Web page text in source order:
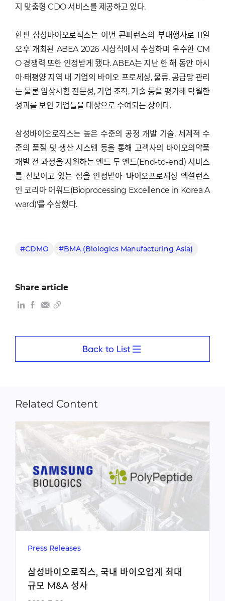
지 맞춤형 CDO 서비스를 제공하고 있다.
한편 삼성바이오로직스는 이번 콘퍼런스의 부대행사로 11일
오후 개최된 ABEA 2026 시상식에서 수상하며 우수한 CM
O 경쟁력 또한 인정받게 됐다. ABEA는 지난 한 해 동안 아시
아·태평양 지역 내 기업의 바이오 프로세싱, 물류, 공급망 관리
는 물론 임상시험 전문성, 기업 조직, 기술 등을 평가해 탁월한
성과를 보인 기업들을 대상으로 수여되는 상이다.
삼성바이오로직스는 높은 수준의 공정 개발 기술, 세계적 수
준의 품질 및 생산 시스템 등을 통해 고객사의 바이오의약품
개발 전 과정을 지원하는 엔드 투 엔드(End-to-end) 서비스
를 선보이고 있는 점을 인정받아 '바이오프로세싱 엑설런스
인 코리아 어워드(Bioprocessing Excellence in Korea A
ward)'를 수상했다.
#CDMO #BMA (Biologics Manufacturing Asia)
Share article
Back to List
Related Content
Press Releases
삼성바이오로직스, 국내 바이오업계 최대
규모 M&A 성사